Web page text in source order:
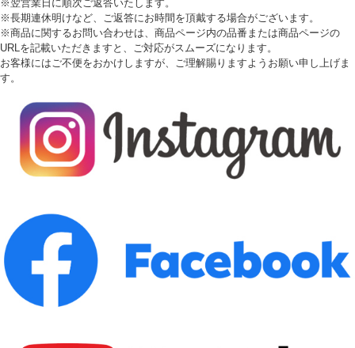
※翌営業日に順次ご返答いたします。
※長期連休明けなど、ご返答にお時間を頂戴する場合がございます。
※商品に関するお問い合わせは、商品ページ内の品番または商品ページの
URLを記載いただきますと、ご対応がスムーズになります。
お客様にはご不便をおかけしますが、ご理解賜りますようお願い申し上げま
す。